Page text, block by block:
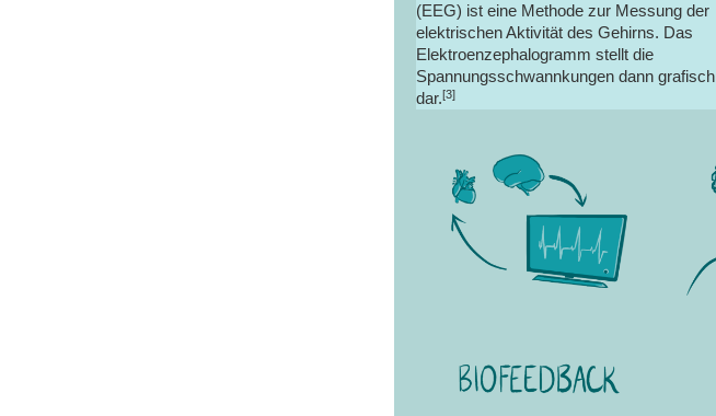
(EEG) ist eine Methode zur Messung der
elektrischen Aktivität des Gehirns. Das
Elektroenzephalogramm stellt die
Spannungsschwannkungen dann grafisch
dar.[3]